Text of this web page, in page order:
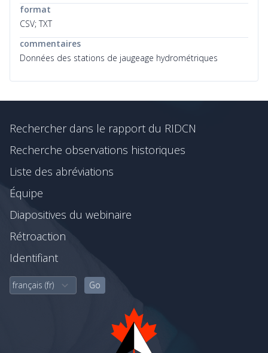
format
CSV; TXT
commentaires
Données des stations de jaugeage hydrométriques
Rétroaction
Identifiant
Rechercher dans le rapport du RIDCN
Recherche observations historiques
Liste des abréviations
Équipe
Diapositives du webinaire